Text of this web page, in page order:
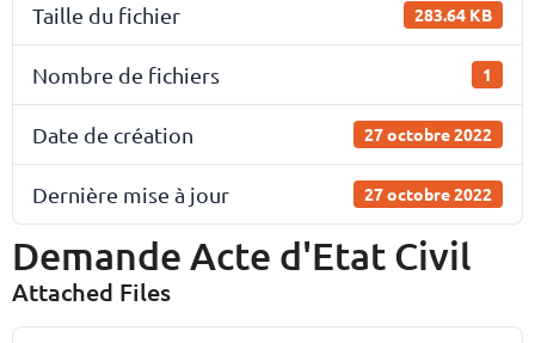
Taille du fichier 283.64 KB
Nombre de fichiers 1
Date de création 27 octobre 2022
Dernière mise à jour 27 octobre 2022
Demande Acte d'Etat Civil
Attached Files